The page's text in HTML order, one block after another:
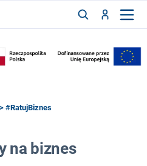
> #RatujBiznes
na biznes